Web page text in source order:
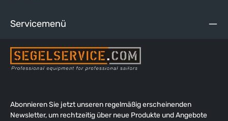
Servicemenü
Abonnieren Sie jetzt unseren regelmäßig erscheinenden
Newsletter, um rechtzeitig über neue Produkte und Angebote